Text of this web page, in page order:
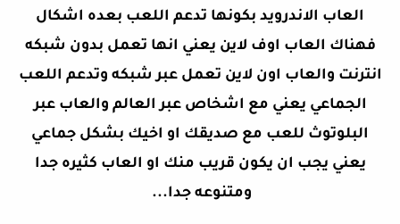
العاب الاندرويد بكونها تدعم اللعب بعده اشكال
فهناك العاب اوف لاين يعني انها تعمل بدون شبكه
انترنت والعاب اون لاين تعمل عبر شبكه وتدعم اللعب
الجماعي يعني مع اشخاص عبر العالم والعاب عبر
البلوتوث للعب مع صديقك او اخيك بشكل جماعي
يعني يجب ان يكون قريب منك او العاب كثيره جدا
ومتنوعه جدا...